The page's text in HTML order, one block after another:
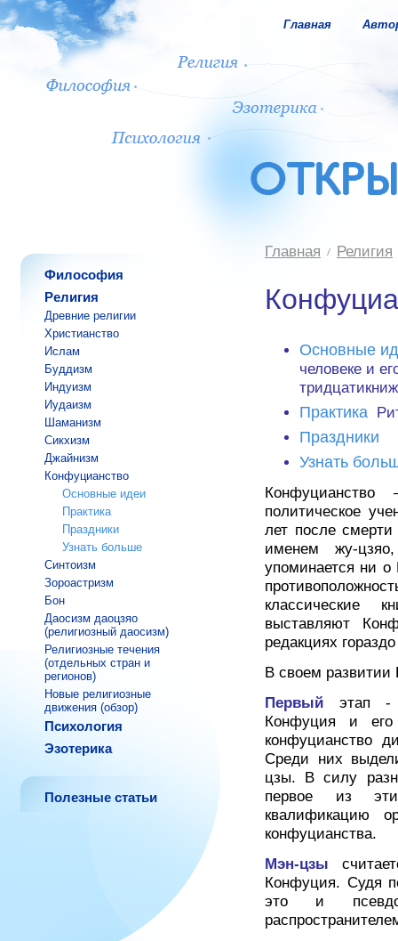
Главная
Философия
Религия
Древние религии
Христианство
Ислам
Буддизм
Индуизм
Иудаизм
Шаманизм
Сикхизм
Джайнизм
Конфуцианство
Основные идеи
Практика
Праздники
Узнать больше
Синтоизм
Зороастризм
Бон
Даосизм даоцзяо
(религиозный даосизм)
Религиозные течения
(отдельных стран и
регионов)
Новые религиозные
движения (обзор)
Психология
Эзотерика
Полезные статьи
Главная Религия
Основные
человеке и
Практика
Праздники
Узнать
политическое
лет после
именем жу-
упоминается ни о
классические
выставляют
редакциях
В своем развитии
Первый этап -
Конфуция и его
конфуцианство
Среди них
цзы. В силу
первое из
квалификацию
конфуцианства.
Мэн-цзы
Конфуция. Судя
это и